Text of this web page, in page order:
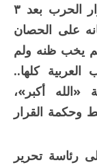
الزعيم الشهيد أنور السادات أصدر قرار الحرب بعد ٣
على الحصان
يخب ظنه ولم
كلها..
أكبر»،
القرار
رئاسة تحرير